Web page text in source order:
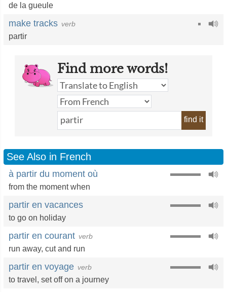
de la gueule
make tracks verb
partir
Find more words!
find it
See Also in French
à partir du moment où
from the moment when
partir en vacances
to go on holiday
partir en courant verb
run away, cut and run
partir en voyage verb
to travel , set off on a journey